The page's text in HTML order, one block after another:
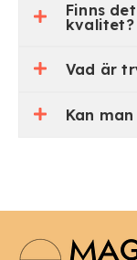
Finns
kvalitet?
Vad är
Kan